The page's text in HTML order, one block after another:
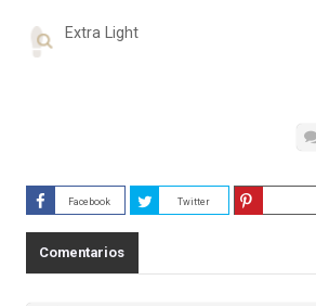
Extra Light
Facebook Twitter
Comentarios